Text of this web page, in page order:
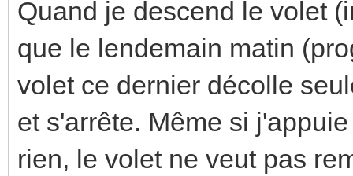
Quand je descend le volet
que le lendemain matin
volet ce dernier décolle
et s'arrête. Même si
rien, le volet ne veut pas